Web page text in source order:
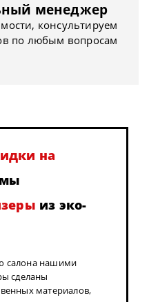
менеджер
консультируем
по любым вопросам
на
из эко-
салона нашими
сделаны
материалов,